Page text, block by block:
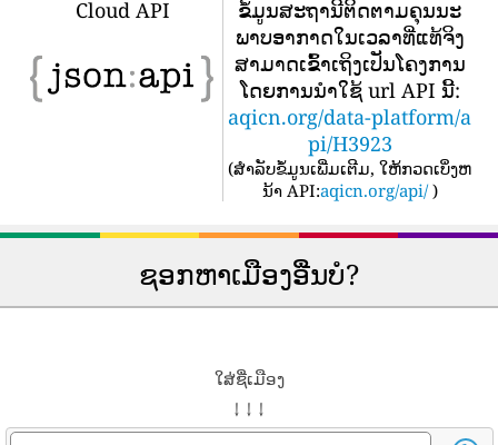
Cloud API
ຂໍ້​ມູນ​ສະ​ຖາ​ນີ​ຕິດ​ຕາມ​ຄຸນ​ນະ​
ພາບ​ອາ​ກາດ​ໃນ​ເວ​ລາ​ທີ່​ແທ້​ຈິງ​
ສາ​ມາດ​ເຂົ້າ​ເຖິງ​ເປັນ​ໂຄງ​ການ​
ໂດຍ​ການ​ນໍາ​ໃຊ້ url API ນີ້​:
aqicn.org/data-platform/a
pi/H3923
(ສໍາລັບຂໍ້ມູນເພີ່ມເຕີມ, ໃຫ້ກວດເບິ່ງຫ
ນ້າ API:aqicn.org/api/ )
ຊອກຫາເມືອງອື່ນບໍ?
ໃສ່ຊື່ເມືອງ
↓ ↓ ↓